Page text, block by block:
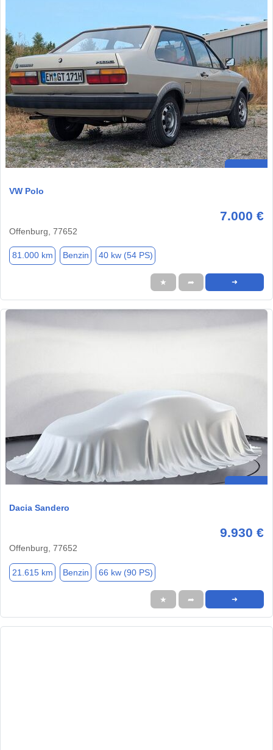
VW Polo
7.000 €
Offenburg, 77652
81.000 km Benzin 40 kw (54 PS)
★ ➦ ➜
Dacia Sandero
9.930 €
Offenburg, 77652
21.615 km Benzin 66 kw (90 PS)
★ ➦ ➜